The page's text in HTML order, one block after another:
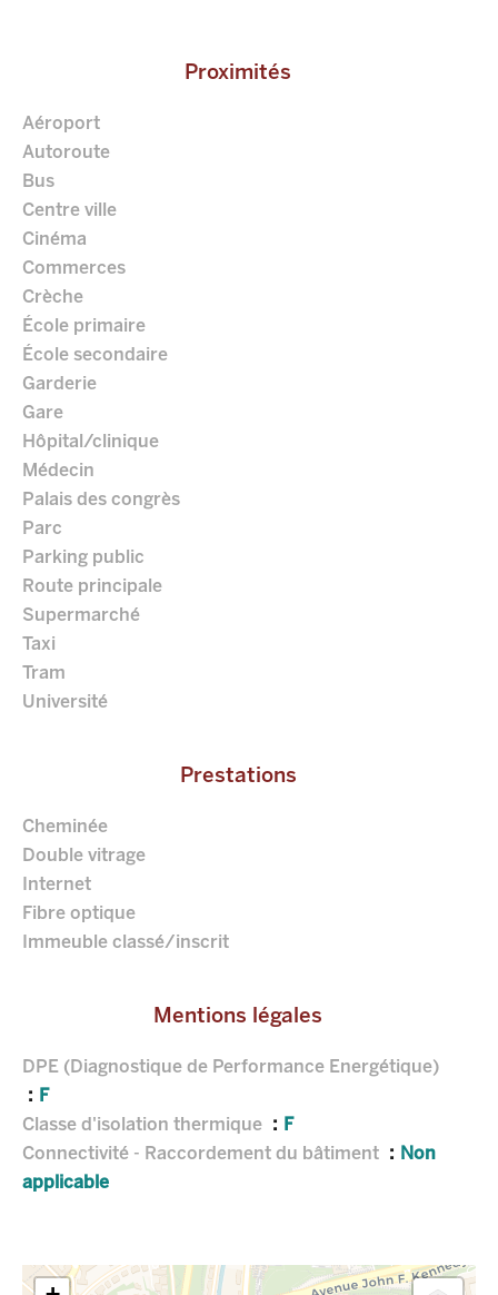
Proximités
Aéroport
Autoroute
Bus
Centre ville
Cinéma
Commerces
Crèche
École primaire
École secondaire
Garderie
Gare
Hôpital/clinique
Médecin
Palais des congrès
Parc
Parking public
Route principale
Supermarché
Taxi
Tram
Université
Prestations
Cheminée
Double vitrage
Internet
Fibre optique
Immeuble classé/inscrit
Mentions légales
DPE (Diagnostique de Performance Energétique)
F
Classe d'isolation thermique
F
Connectivité - Raccordement du bâtiment
Non
applicable